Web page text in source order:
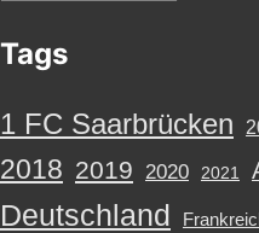
i
n
Tags
1 FC Saarbrücken
2018 2019 2020 2021
Deutschland